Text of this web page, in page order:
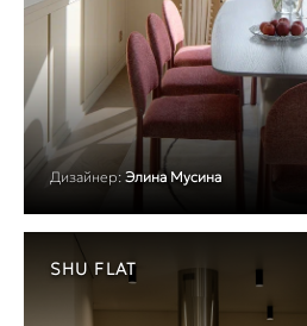
Дизайнер: Элина Мусина
SHU FLAT